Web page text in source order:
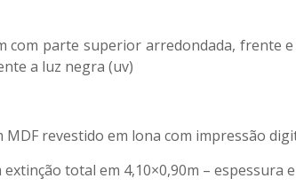
com parte superior arredondada, frente
a luz negra (uv)
revestido em lona com impressão
total em 4,10×0,90m – espessura